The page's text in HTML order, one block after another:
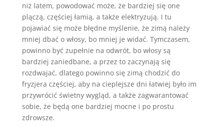
niż latem, powodować może, że bardziej się one
plączą, częściej łamią, a także elektryzują. I tu
pojawiać się może błędne myślenie, że zimą należy
mniej dbać o włosy, bo mniej je widać. Tymczasem,
powinno być zupełnie na odwrót, bo włosy są
bardziej zaniedbane, a przez to zaczynają się
rozdwajać, dlatego powinno się zimą chodzić do
fryzjera częściej, aby na cieplejsze dni łatwiej było im
przywrócić świetny wygląd, a także zagwarantować
sobie, że będą one bardziej mocne i po prostu
zdrowsze.